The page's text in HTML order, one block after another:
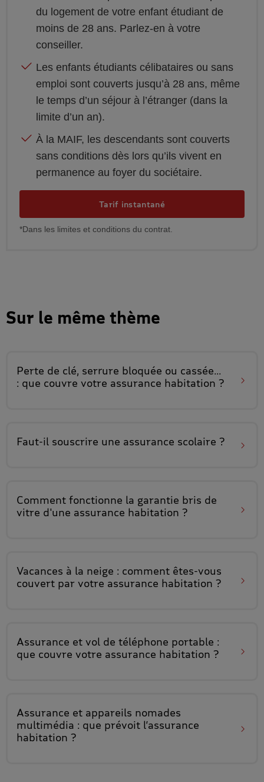
du logement de votre enfant étudiant de
moins de 28 ans. Parlez-en à votre
conseiller.
Les enfants étudiants célibataires ou sans
emploi sont couverts jusqu’à 28 ans, même
le temps d’un séjour à l’étranger (dans la
limite d’un an).
À la MAIF, les descendants sont couverts
sans conditions dès lors qu’ils vivent en
permanence au foyer du sociétaire.
Tarif instantané
*Dans les limites et conditions du contrat.
Sur le même thème
Perte de clé, serrure bloquée ou cassée...
: que couvre votre assurance habitation ?
Faut-il souscrire une assurance scolaire ?
Comment fonctionne la garantie bris de
vitre d'une assurance habitation ?
Vacances à la neige : comment êtes-vous
couvert par votre assurance habitation ?
Assurance et vol de téléphone portable :
que couvre votre assurance habitation ?
Assurance et appareils nomades
multimédia : que prévoit l’assurance
habitation ?